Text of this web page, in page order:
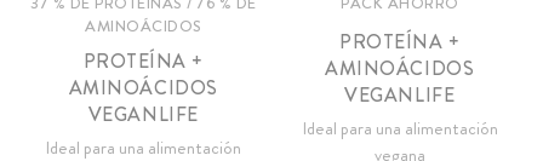
AMINOÁCIDOS
PROTEÍNA +
AMINOÁCIDOS
VEGANLIFE
Ideal para una alimentación
PROTEÍNA +
AMINOÁCIDOS
VEGANLIFE
Ideal para una alimentación
vegana